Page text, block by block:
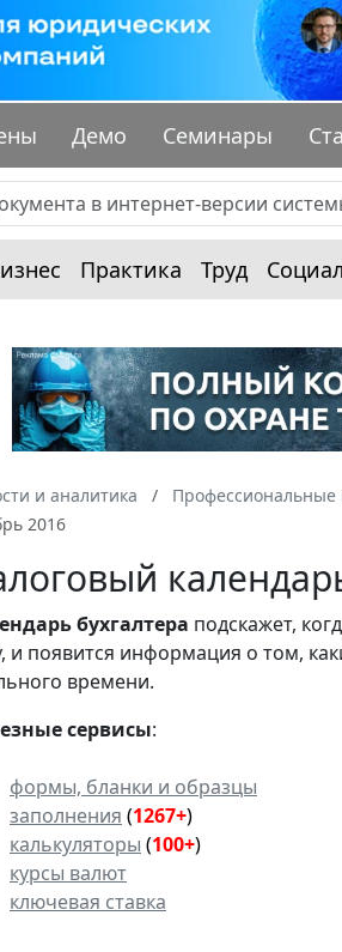
Демо Семинары
Практика Труд
и аналитика Профессиональные
2016
бухгалтера подскажет,
и появится информация о том,
времени.
сервисы:
формы, бланки и образцы
заполнения (1267+)
калькуляторы (100+)
курсы валют
ключевая ставка